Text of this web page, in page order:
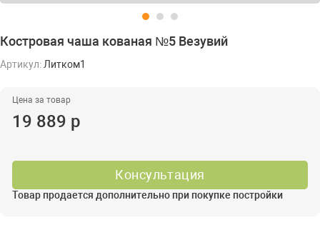
Костровая чаша кованая №5 Везувий
Артикул: Литком1
Цена за товар
19 889 р
Консультация
Товар продается дополнительно при покупке постройки